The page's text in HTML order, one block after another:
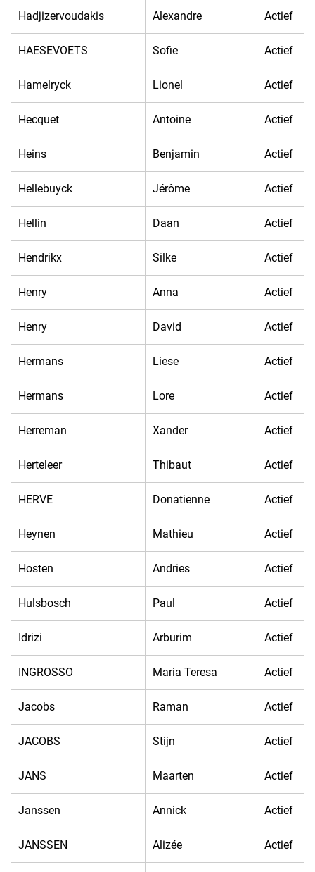
Hadjizervoudakis Alexandre Actief
HAESEVOETS Sofie Actief
Hamelryck Lionel Actief
Hecquet Antoine Actief
Heins Benjamin Actief
Hellebuyck Jérôme Actief
Hellin Daan Actief
Hendrikx Silke Actief
Henry Anna Actief
Henry David Actief
Hermans Liese Actief
Hermans Lore Actief
Herreman Xander Actief
Herteleer Thibaut Actief
HERVE Donatienne Actief
Heynen Mathieu Actief
Hosten Andries Actief
Hulsbosch Paul Actief
Idrizi Arburim Actief
INGROSSO Maria Teresa Actief
Jacobs Raman Actief
JACOBS Stijn Actief
JANS Maarten Actief
Janssen Annick Actief
JANSSEN Alizée Actief